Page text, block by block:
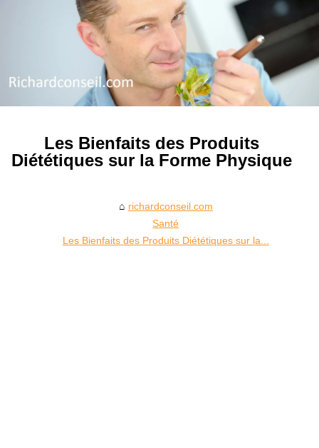
Les Bienfaits des Produits
Diététiques sur la Forme Physique
richardconseil.com
Santé
Les Bienfaits des Produits Diététiques sur la...